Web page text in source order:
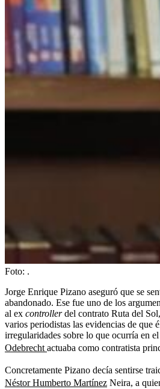
Foto: .
Jorge Enrique Pizano aseguró que se
abandonado. Ese fue uno de los
al ex controller del contrato Ruta del
varios periodistas las evidencias de que
irregularidades sobre lo que ocurría en
Odebrecht actuaba como contratista
Concretamente Pizano decía sentirse
Néstor Humberto Martínez Neira, a